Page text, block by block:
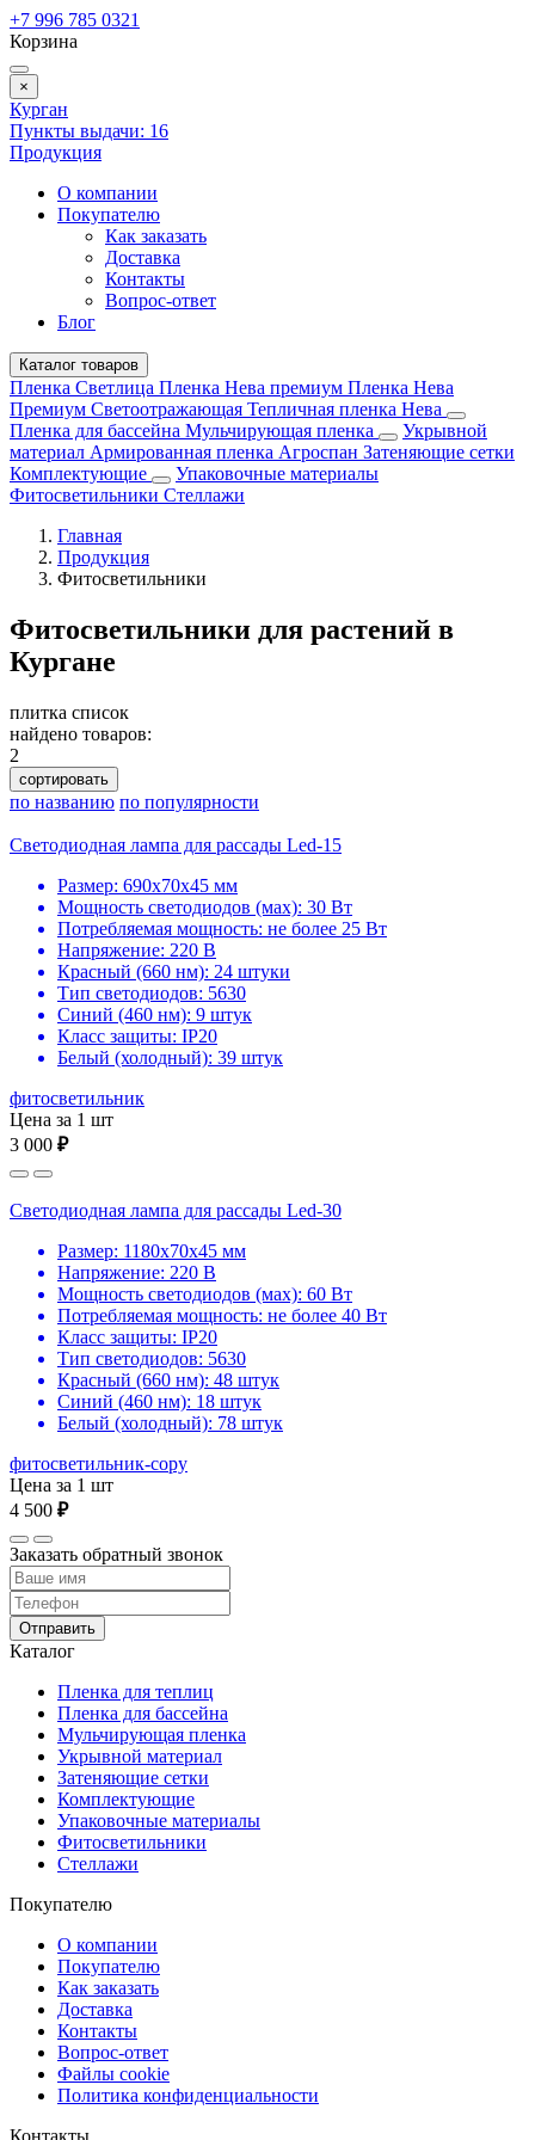
+7 996 785 0321
Корзина
×
Курган
Пункты выдачи: 16
Продукция
О компании
Покупателю
Как заказать
Доставка
Контакты
Вопрос-ответ
Блог
Каталог товаров
Пленка Светлица Пленка Нева премиум Пленка Нева
Премиум Светоотражающая Тепличная пленка Нева
Пленка для бассейна Мульчирующая пленка
Укрывной
материал Армированная пленка Агроспан Затеняющие сетки
Комплектующие
Упаковочные материалы
Фитосветильники Стеллажи
Главная
Продукция
Фитосветильники
Фитосветильники для растений в
Кургане
плитка список
найдено товаров:
2
сортировать
по названию по популярности
Светодиодная лампа для рассады Led-15
Размер: 690х70х45 мм
Мощность светодиодов (мах): 30 Вт
Потребляемая мощность: не более 25 Вт
Напряжение: 220 В
Красный (660 нм): 24 штуки
Тип светодиодов: 5630
Синий (460 нм): 9 штук
Класс защиты: IP20
Белый (холодный): 39 штук
фитосветильник
Цена за 1 шт
3 000 ₽
Светодиодная лампа для рассады Led-30
Размер: 1180х70х45 мм
Напряжение: 220 В
Мощность светодиодов (мах): 60 Вт
Потребляемая мощность: не более 40 Вт
Класс защиты: IP20
Тип светодиодов: 5630
Красный (660 нм): 48 штук
Синий (460 нм): 18 штук
Белый (холодный): 78 штук
фитосветильник-copy
Цена за 1 шт
4 500 ₽
Заказать обратный звонок
Отправить
Каталог
Пленка для теплиц
Пленка для бассейна
Мульчирующая пленка
Укрывной материал
Затеняющие сетки
Комплектующие
Упаковочные материалы
Фитосветильники
Стеллажи
Покупателю
О компании
Покупателю
Как заказать
Доставка
Контакты
Вопрос-ответ
Файлы cookie
Политика конфиденциальности
Контакты